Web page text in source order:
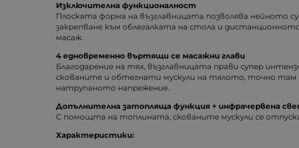
Изключителна функционалност
Плоската форма на възглавницата позволява нейното
закрепване към облегалката на стола и
масаж.
4 едновременно въртящи се масажни глави
Благодарение на тях, възглавницата прави супер
скованите и обтегнати мускули на тялото, точно там
натрупаното напрежение.
Допълнителна затопляща функция + инфрачервена
С помощта на топлината, скованите мускули се
Характеристики: